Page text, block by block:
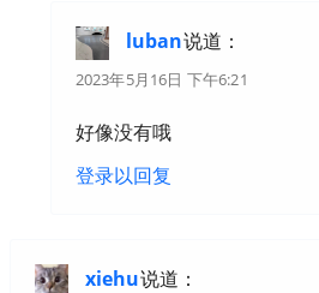
luban说道：
2023年5月16日 下午6:21
好像没有哦
登录以回复
xiehu说道：